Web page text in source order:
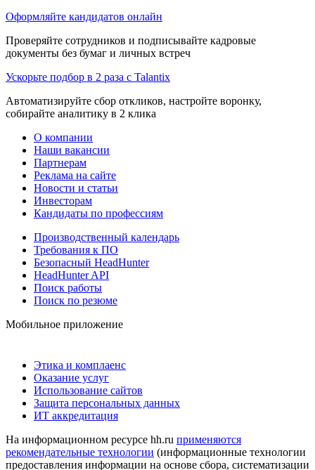
Оформляйте кандидатов онлайн
Проверяйте сотрудников и подписывайте кадровые
документы без бумаг и личных встреч
Ускорьте подбор в 2 раза с Talantix
Автоматизируйте сбор откликов, настройте воронку,
собирайте аналитику в 2 клика
О компании
Наши вакансии
Партнерам
Реклама на сайте
Новости и статьи
Инвесторам
Кандидаты по профессиям
Производственный календарь
Требования к ПО
Безопасный HeadHunter
HeadHunter API
Поиск работы
Поиск по резюме
Мобильное приложение
Этика и комплаенс
Оказание услуг
Использование сайтов
Защита персональных данных
ИТ аккредитация
На информационном ресурсе hh.ru применяются
рекомендательные технологии (информационные технологии
предоставления информации на основе сбора, систематизации